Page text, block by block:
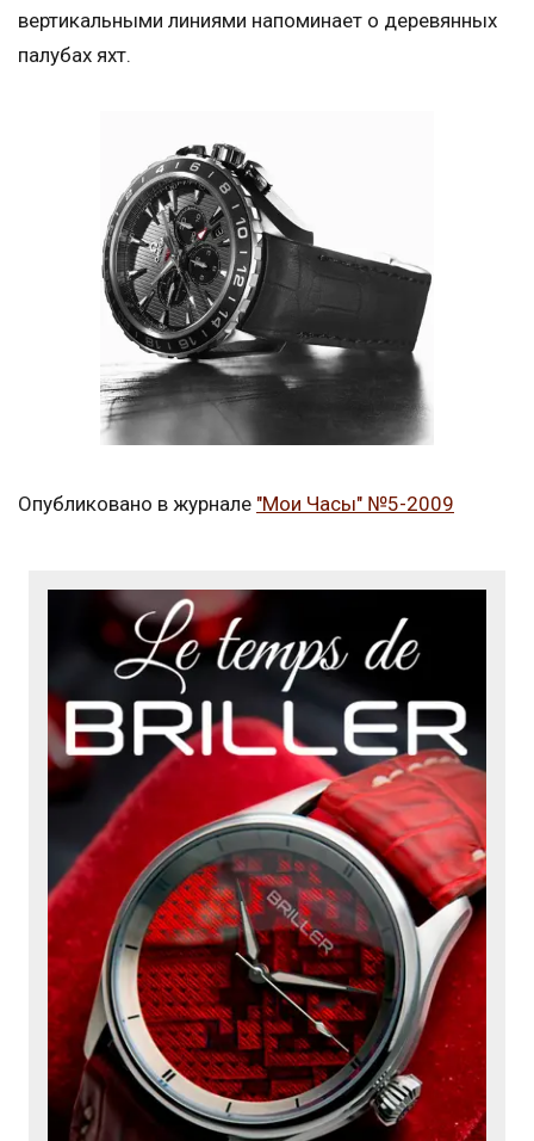
вертикальными линиями напоминает о деревянных
палубах яхт.
Опубликовано в журнале "Мои Часы" №5-2009